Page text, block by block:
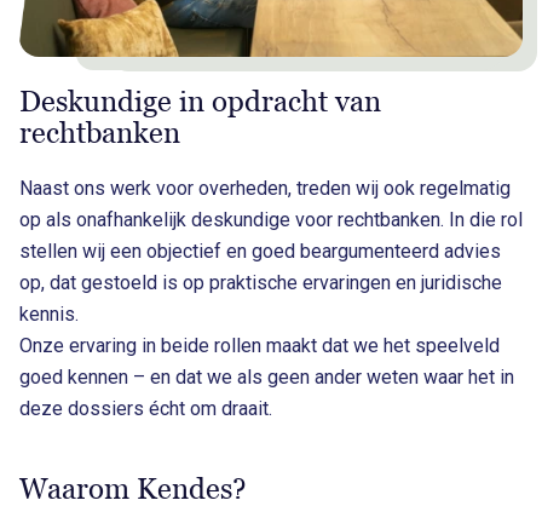
Deskundige in opdracht van
rechtbanken
Naast ons werk voor overheden, treden wij ook regelmatig
op als onafhankelijk deskundige voor rechtbanken. In die rol
stellen wij een objectief en goed beargumenteerd advies
op, dat gestoeld is op praktische ervaringen en juridische
kennis.
Onze ervaring in beide rollen maakt dat we het speelveld
goed kennen – en dat we als geen ander weten waar het in
deze dossiers écht om draait.
Waarom Kendes?